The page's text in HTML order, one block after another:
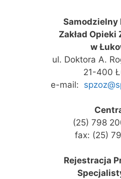
Samodzielny
Zakład
w
ul. Doktora A.
21-400
e-mail:
(25) 798
fax: (25)
Rejestracja